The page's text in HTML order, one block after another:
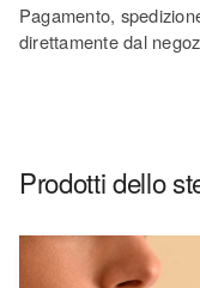
Pagamento,
direttamente dal
Prodotti dello